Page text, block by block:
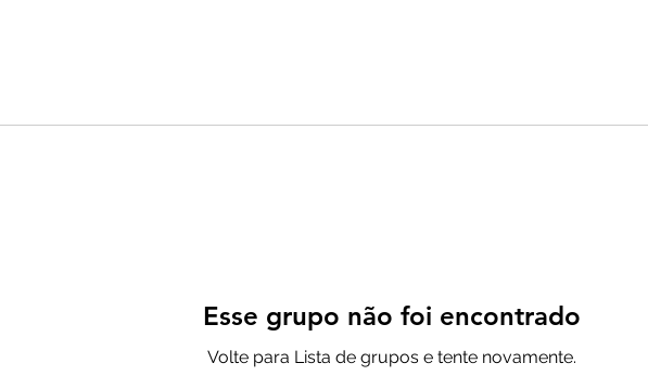
Esse grupo não foi encontrado
Volte para Lista de grupos e tente novamente.